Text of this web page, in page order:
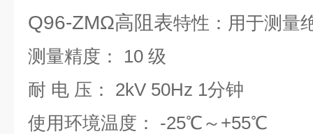
Q96-ZMΩ高阻表特性：用于测量
测量精度： 10 级
耐 电 压： 2kV 50Hz 1分钟
使用环境温度： -25℃～+55℃